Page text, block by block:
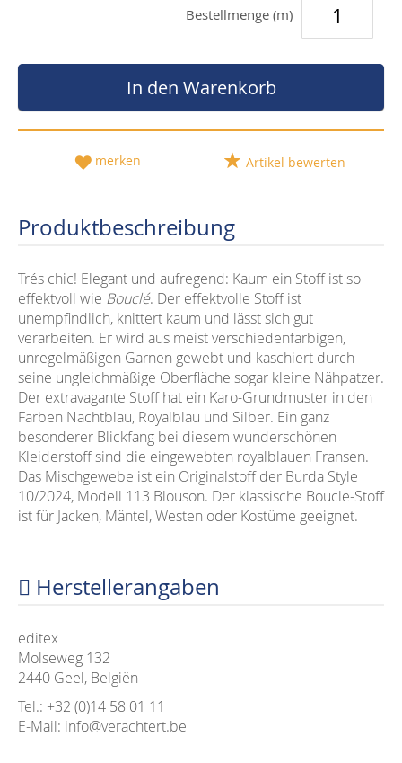
Bestellmenge (m)
In den Warenkorb
merken Artikel bewerten
Produktbeschreibung
Trés chic! Elegant und aufregend: Kaum ein Stoff ist so
effektvoll wie Bouclé. Der effektvolle Stoff ist
unempfindlich, knittert kaum und lässt sich gut
verarbeiten. Er wird aus meist verschiedenfarbigen,
unregelmäßigen Garnen gewebt und kaschiert durch
seine ungleichmäßige Oberfläche sogar kleine Nähpatzer.
Der extravagante Stoff hat ein Karo-Grundmuster in den
Farben Nachtblau, Royalblau und Silber. Ein ganz
besonderer Blickfang bei diesem wunderschönen
Kleiderstoff sind die eingewebten royalblauen Fransen.
Das Mischgewebe ist ein Originalstoff der Burda Style
10/2024, Modell 113 Blouson. Der klassische Boucle-Stoff
ist für Jacken, Mäntel, Westen oder Kostüme geeignet.
Herstellerangaben
editex
Molseweg 132
2440 Geel, Belgiën
Tel.: +32 (0)14 58 01 11
E-Mail: info@verachtert.be